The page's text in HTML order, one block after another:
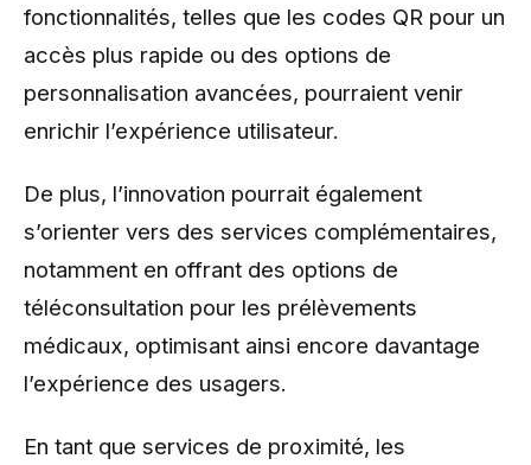
fonctionnalités, telles que les codes QR pour un
accès plus rapide ou des options de
personnalisation avancées, pourraient venir
enrichir l’expérience utilisateur.
De plus, l’innovation pourrait également
s’orienter vers des services complémentaires,
notamment en offrant des options de
téléconsultation pour les prélèvements
médicaux, optimisant ainsi encore davantage
l’expérience des usagers.
En tant que services de proximité, les